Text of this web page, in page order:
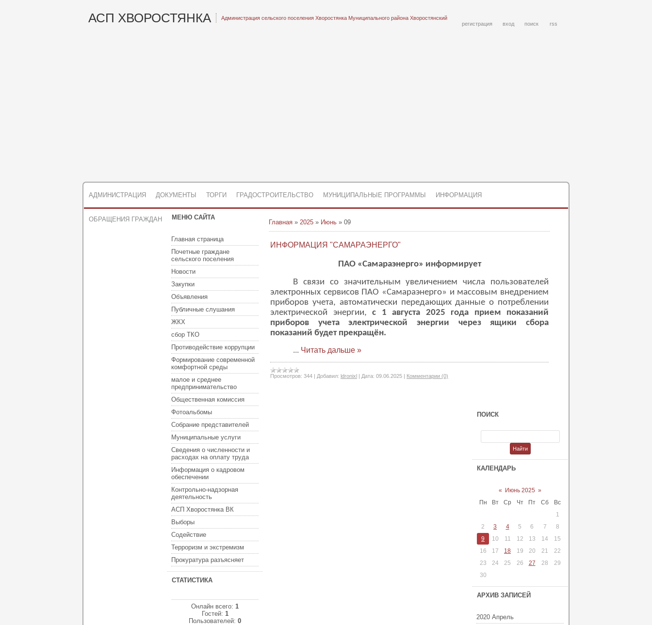
АСП ХВОРОСТЯНКА
Администрация сельского поселения Хворостянка Муниципального района Хворостянский
регистрация
вход поиск rss
АДМИНИСТРАЦИЯ ДОКУМЕНТЫ ТОРГИ ГРАДОСТРОИТЕЛЬСТВО МУНИЦИПАЛЬНЫЕ ПРОГРАММЫ ИНФОРМАЦИЯ
ОБРАЩЕНИЯ ГРАЖДАН МЕНЮ САЙТА
Главная страница
Почетные граждане
сельского поселения
Новости
Закупки
Объявления
Публичные слушания
ЖКХ
сбор ТКО
Противодействие коррупции
Формирование современной
комфортной среды
малое и среднее
предпринимательство
Общественная комиссия
Фотоальбомы
Собрание представителей
Муниципальные услуги
Сведения о численности и
расходах на оплату труда
Информация о кадровом
обеспечении
Контрольно-надзорная
деятельность
АСП Хворостянка ВК
Выборы
Содействие
Терроризм и экстремизм
Прокуратура разъясняет
СТАТИСТИКА
Онлайн всего: 1
Гостей: 1
Пользователей: 0
Главная » 2025 » Июнь » 09
ИНФОРМАЦИЯ "САМАРАЭНЕРГО"
ПАО «Самараэнерго» информирует
В связи со значительным увеличением числа пользователей
электронных сервисов ПАО «Самараэнерго» и массовым внедрением
приборов учета, автоматически передающих данные о потреблении
электрической энергии, с 1 августа 2025 года прием показаний
приборов учета электрической энергии через ящики сбора
показаний будет прекращён.
... Читать дальше »
Просмотров: 344 | Добавил: ldronixl | Дата: 09.06.2025 | Комментарии (0)
ПОИСК
КАЛЕНДАРЬ
« Июнь 2025 »
Пн
Вт Ср Чт Пт Сб
Вс
1
2
3 4 5 6 7
8
9
10 11 12 13 14
15
16
17 18 19 20 21
22
23
24 25 26 27 28
29
30
АРХИВ ЗАПИСЕЙ
2020 Апрель